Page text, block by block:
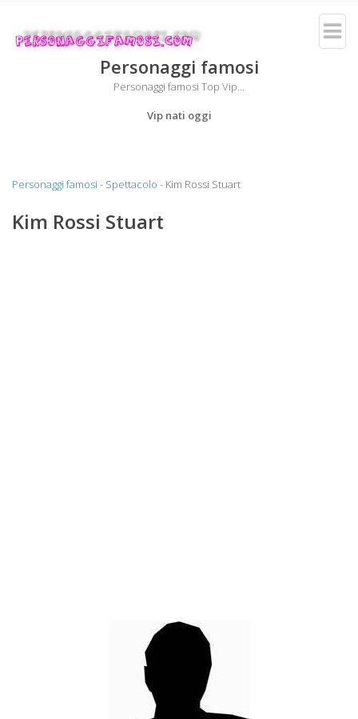
Personaggi famosi
Personaggi famosi Top Vip...
Vip nati oggi
Personaggi famosi - Spettacolo - Kim Rossi Stuart
Kim Rossi Stuart